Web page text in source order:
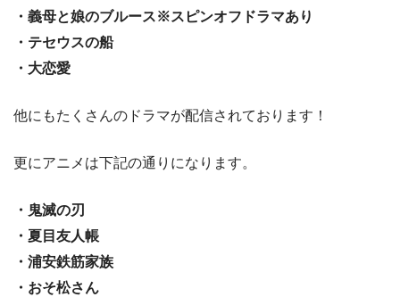
・義母と娘のブルース※スピンオフドラマあり
・テセウスの船
・大恋愛
他にもたくさんのドラマが配信されております！
更にアニメは下記の通りになります。
・鬼滅の刃
・夏目友人帳
・浦安鉄筋家族
・おそ松さん